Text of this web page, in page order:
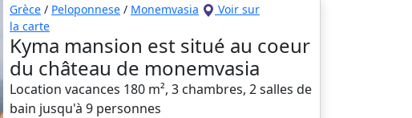
Grèce / Peloponnese / Monemvasia
Voir sur
la carte
Kyma mansion est situé au coeur
du château de monemvasia
Location vacances 180 m², 3 chambres, 2 salles de
bain jusqu'à 9 personnes